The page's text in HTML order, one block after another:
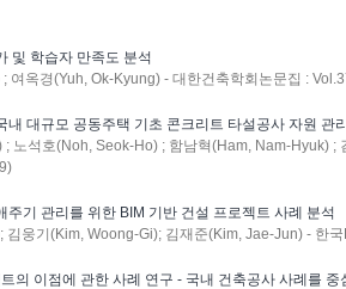
및 학습자 만족도 분석
여옥경(Yuh, Ok-Kyung) - 대한건축학회논문집 :
내 대규모 공동주택 기초 콘크리트 타설공사 자원 관
노석호(Noh, Seok-Ho) ; 함남혁(Ham, Nam-Hyuk) ;
주기 관리를 위한 BIM 기반 건설 프로젝트 사례 분석
김웅기(Kim, Woong-Gi); 김재준(Kim, Jae-Jun) - 한
의 이점에 관한 사례 연구 - 국내 건축공사 사례를 중